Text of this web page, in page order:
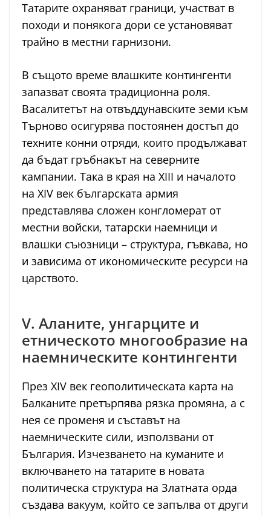
Татарите охраняват граници, участват в
походи и понякога дори се установяват
трайно в местни гарнизони.
В същото време влашките контингенти
запазват своята традиционна роля.
Васалитетът на отвъддунавските земи към
Търново осигурява постоянен достъп до
техните конни отряди, които продължават
да бъдат гръбнакът на северните
кампании. Така в края на XIII и началото
на XIV век българската армия
представлява сложен конгломерат от
местни войски, татарски наемници и
влашки съюзници – структура, гъвкава, но
и зависима от икономическите ресурси на
царството.
V. Аланите, унгарците и
етническото многообразие на
наемническите контингенти
През XIV век геополитическата карта на
Балканите претърпява рязка промяна, а с
нея се променя и съставът на
наемническите сили, използвани от
България. Изчезването на куманите и
включването на татарите в новата
политическа структура на Златната орда
създава вакуум, който се запълва от други